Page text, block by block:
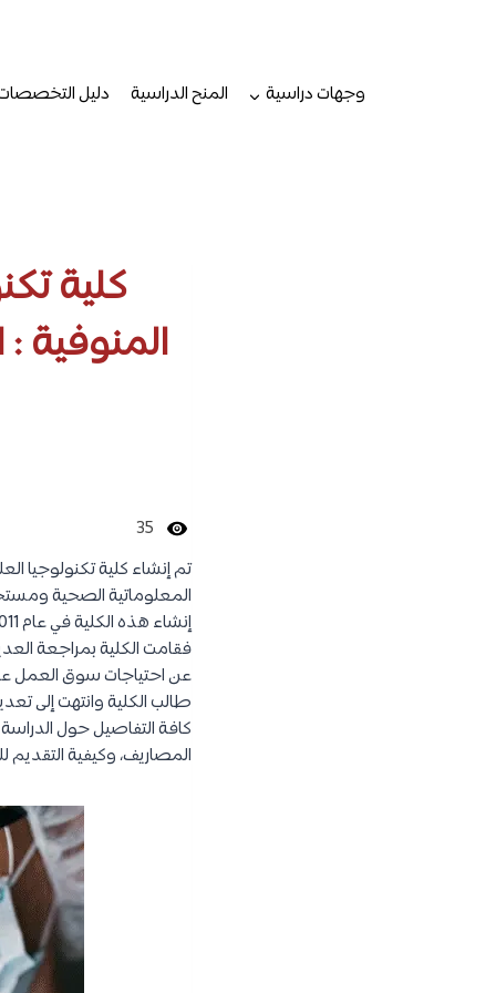
وجهات دراسية
المنح الدراسية دليل
كلية
المنوفية
35
تم إنشاء كلية تكنولوجيا
المعلوماتية الصحية
فقامت الكلية بمراجعة
عن احتياجات سوق العمل
طالب الكلية وانتهت إلى
كافة التفاصيل حول
المصاريف، وكيفية